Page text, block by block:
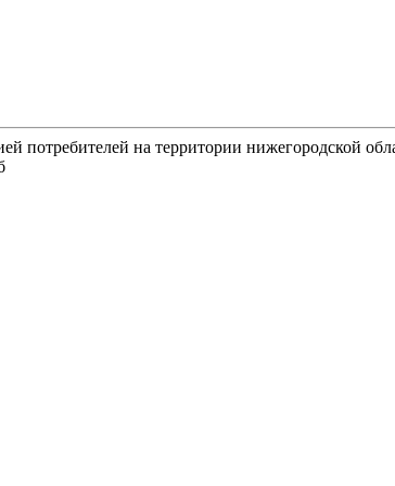
потребителей на территории нижегородской